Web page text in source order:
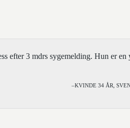
efter 3 mdrs sygemelding. Hun er
–KVINDE 34 ÅR,